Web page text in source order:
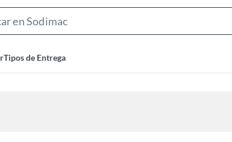
Bar
Tipos de Entrega